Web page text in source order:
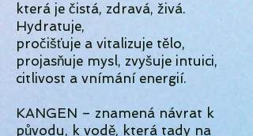
která je čistá, zdravá, živá.
Hydratuje,
pročišťuje a vitalizuje tělo,
projasňuje mysl, zvyšuje intuici,
citlivost a vnímání energií.
KANGEN – znamená návrat k
původu, k vodě, která tady na